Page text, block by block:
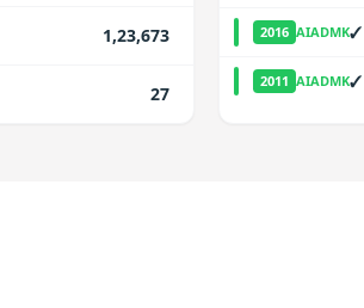
1,23,673
27
2016 AIADMK✓
2011 AIADMK✓